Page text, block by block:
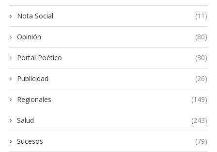
Nota Social (11)
Opinión (80)
Portal Poético (30)
Publicidad (26)
Regionales (149)
Salud (243)
Sucesos (79)